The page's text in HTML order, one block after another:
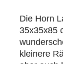
Die Horn
35x35x85
kleinere